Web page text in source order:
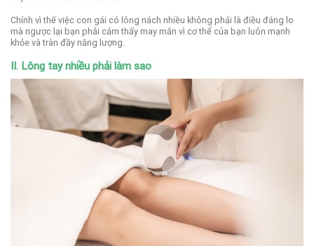
Chính vì thế việc con gái có lông nách nhiều không phải là điều đáng lo
mà ngược lại bạn phải cảm thấy may mắn vì cơ thể của bạn luôn mạnh
khỏe và tràn đầy năng lượng.
II. Lông tay nhiều phải làm sao